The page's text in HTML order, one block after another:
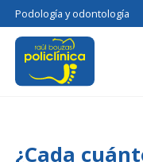
Podología y odontología
¿Cada